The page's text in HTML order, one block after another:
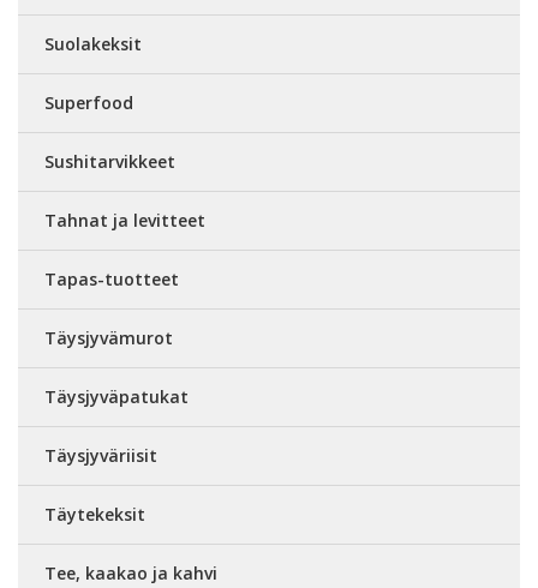
Suolakeksit
Superfood
Sushitarvikkeet
Tahnat ja levitteet
Tapas-tuotteet
Täysjyvämurot
Täysjyväpatukat
Täysjyväriisit
Täytekeksit
Tee, kaakao ja kahvi